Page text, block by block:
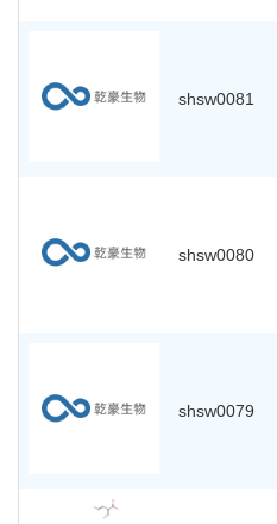
shsw0081
shsw0080
shsw0079